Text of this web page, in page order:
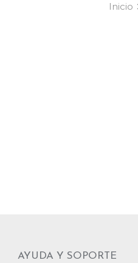
Inicio
AYUDA Y SOPORTE